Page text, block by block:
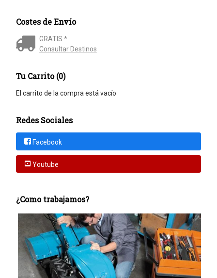
Costes de Envío
GRATIS *
Consultar Destinos
Tu Carrito (0)
El carrito de la compra está vacío
Redes Sociales
Facebook
Youtube
¿Como trabajamos?